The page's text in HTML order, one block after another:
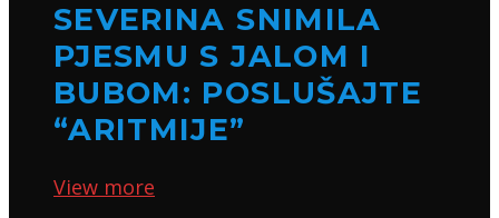
SEVERINA SNIMILA
PJESMU S JALOM I
BUBOM: POSLUŠAJTE
“ARITMIJE”
View more